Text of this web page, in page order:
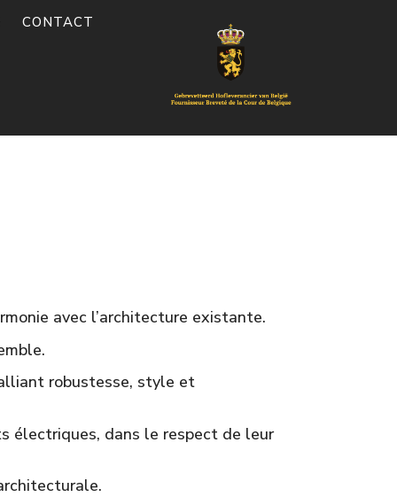
CONTACT
avec l’architecture existante.
robustesse, style et
électriques, dans le respect de leur